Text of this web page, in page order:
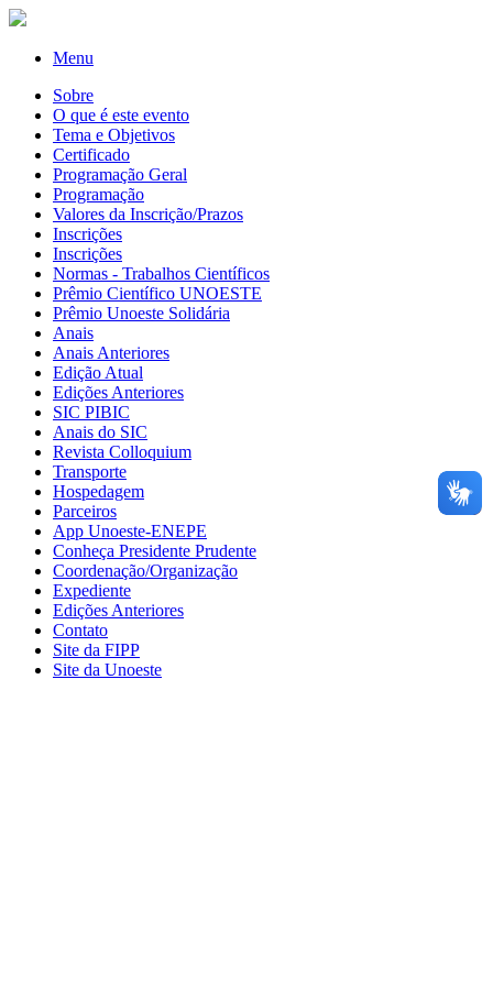
Menu
Sobre
O que é este evento
Tema e Objetivos
Certificado
Programação Geral
Programação
Valores da Inscrição/Prazos
Inscrições
Inscrições
Normas - Trabalhos Científicos
Prêmio Científico UNOESTE
Prêmio Unoeste Solidária
Anais
Anais Anteriores
Edição Atual
Edições Anteriores
SIC PIBIC
Anais do SIC
Revista Colloquium
Transporte
Hospedagem
Parceiros
App Unoeste-ENEPE
Conheça Presidente Prudente
Coordenação/Organização
Expediente
Edições Anteriores
Contato
Site da FIPP
Site da Unoeste